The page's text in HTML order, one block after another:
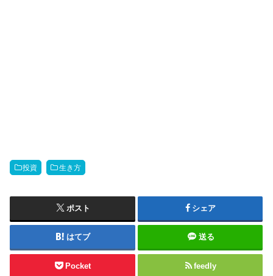
投資 生き方
ポスト シェア
はてブ 送る
Pocket feedly